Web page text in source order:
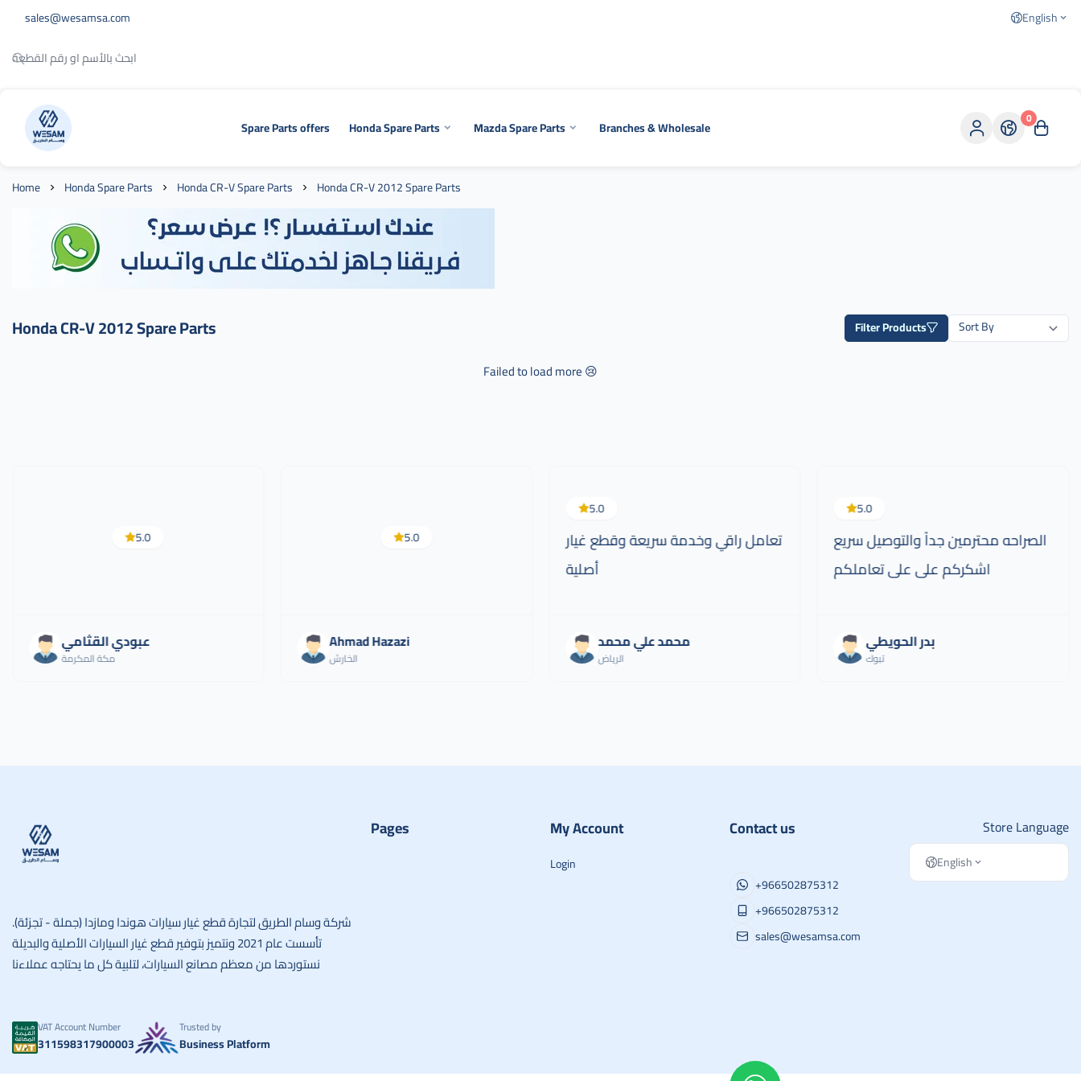
sales@wesamsa.com English
وسام الطريق Spare Parts offers Honda Spare Parts Mazda Spare Parts Branches & Wholesale 0
Home Honda Spare Parts Honda CR-V Spare Parts Honda CR-V 2012 Spare Parts
Honda CR-V 2012 Spare Parts Filter Products
Failed to load more 😢
5.0
عبودي القثامي
مكة المكرمة
5.0
Ahmad Hazazi
الخارش
5.0
تعامل راقي وخدمة سريعة وقطع غيار
أصلية
محمد علي محمد
الرياض
5.0
الصراحه محترمين جداً والتوصيل سريع
اشكركم على على تعاملكم
بدر الحويطي
تبوك
شركة وسام الطريق لتجارة قطع غيار سيارات هوندا ومازدا (جملة - تجزئة).
تأسست عام 2021 ونتميز بتوفير قطع غيار السيارات الأصلية والبديلة
نستوردها من معظم مصانع السيارات، لتلبية كل ما يحتاجه عملاءنا
Pages My Account
Login
Contact us
+966502875312
+966502875312
sales@wesamsa.com
Store Language
English
VAT Account Number
311598317900003
Trusted by
Business Platform